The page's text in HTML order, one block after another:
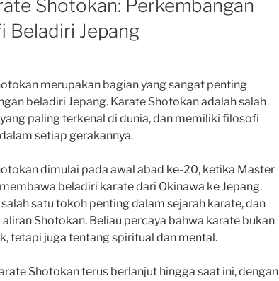
Shotokan: Perkembangan
Beladiri Jepang
merupakan bagian yang sangat penting
beladiri Jepang. Karate Shotokan adalah salah
paling terkenal di dunia, dan memiliki filosofi
setiap gerakannya.
dimulai pada awal abad ke-20, ketika Master
beladiri karate dari Okinawa ke Jepang.
satu tokoh penting dalam sejarah karate, dan
Shotokan. Beliau percaya bahwa karate bukan
tetapi juga tentang spiritual dan mental.
Shotokan terus berlanjut hingga saat ini, dengan